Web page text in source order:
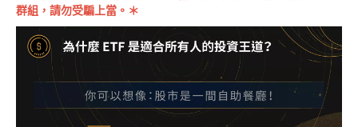
群組，請勿受騙上當。＊